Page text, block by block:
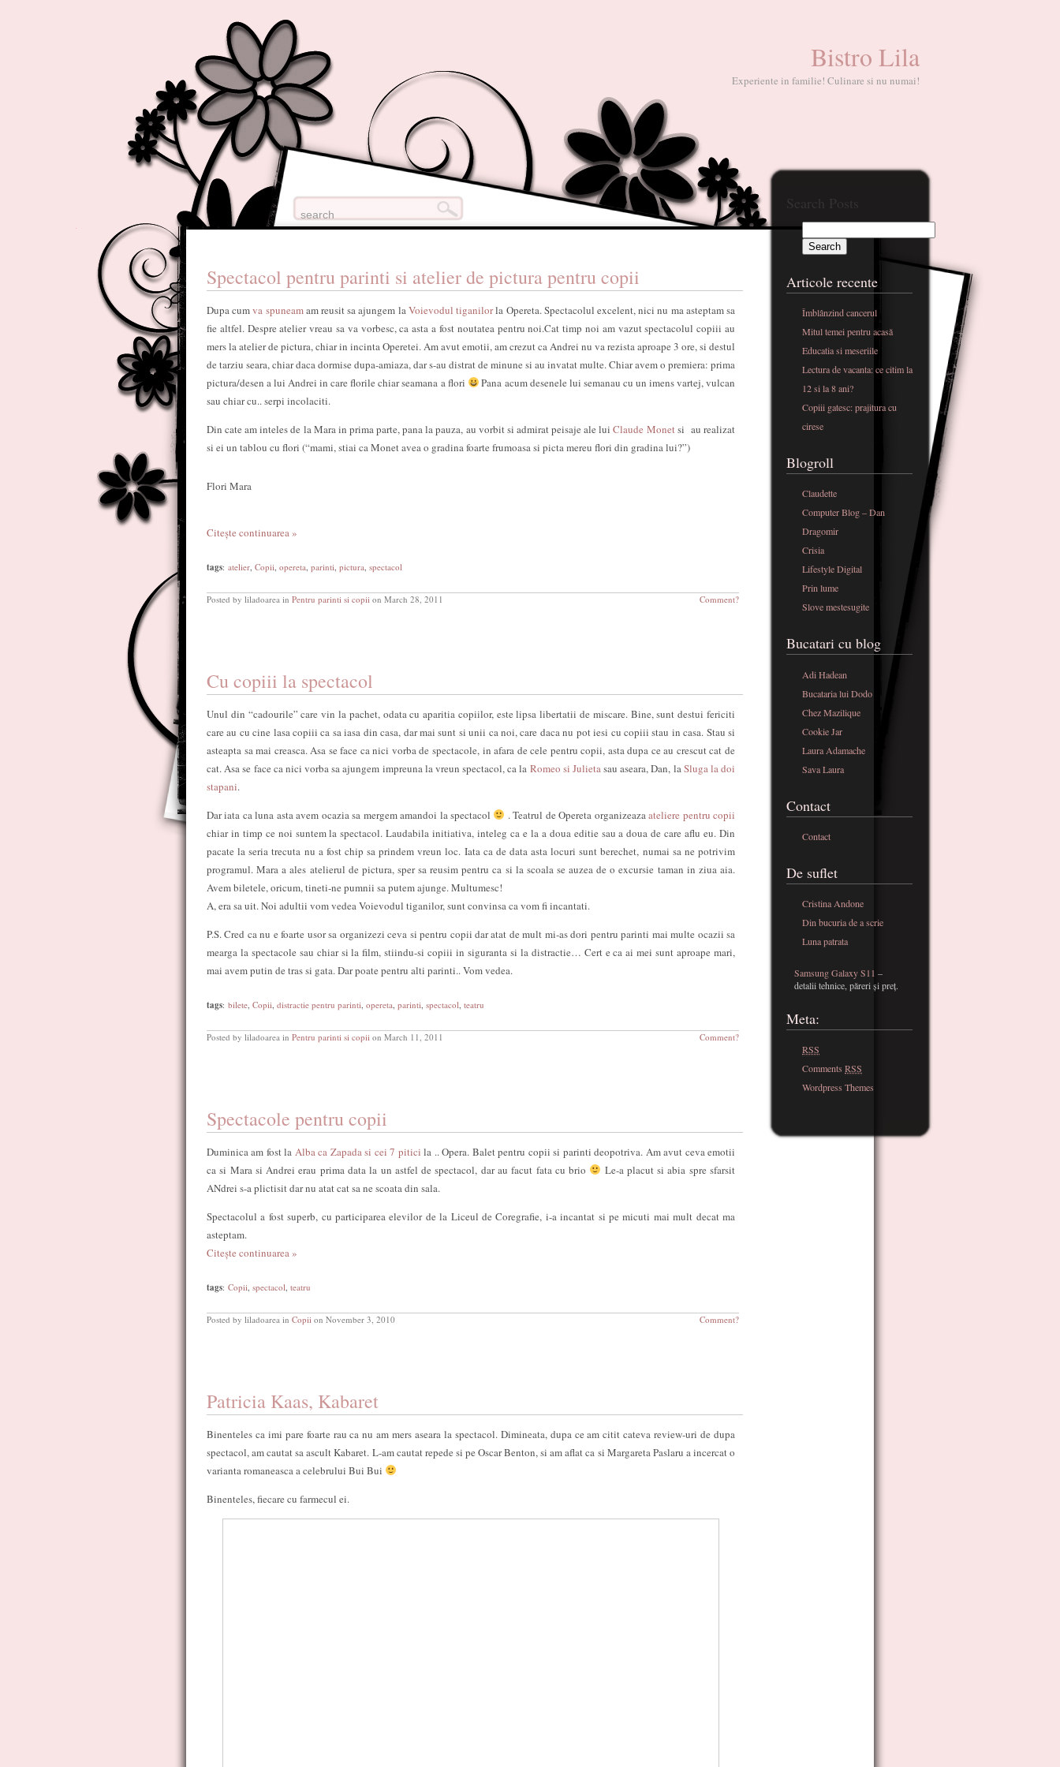
Bistro Lila
Experiente in familie! Culinare si nu numai!
Spectacol pentru parinti si atelier de pictura pentru copii
Dupa cumva spuneamam reusit sa ajungem laVoievodul tiganilorla Opereta. Spectacolul excelent, nici nu ma asteptam sa
fie altfel. Despre atelier vreau sa va vorbesc, ca asta a fost noutatea pentru noi.Cat timp noi am vazut spectacolul copiii au
mers la atelier de pictura, chiar in incinta Operetei. Am avut emotii, am crezut ca Andrei nu va rezista aproape 3 ore, si destul
de tarziu seara, chiar daca dormise dupa-amiaza, dar s-au distrat de minune si au invatat multe. Chiar avem o premiera: prima
pictura/desen a lui Andrei in care florile chiar seamana a flori
Pana acum desenele lui semanau cu un imens vartej, vulcan
sau chiar cu.. serpi incolaciti.
Din cate am inteles de la Mara in prima parte, pana la pauza, au vorbit si admirat peisaje ale luiClaude Monetsi au realizat
si ei un tablou cu flori (“mami, stiai ca Monet avea o gradina foarte frumoasa si picta mereu flori din gradina lui?”)
Flori Mara
Citește continuarea »
tags: atelier, Copii, opereta, parinti, pictura, spectacol
Posted by liladoarea in Pentru parinti si copii on March 28, 2011 Comment?
Cu copiii la spectacol
Unul din “cadourile” care vin la pachet, odata cu aparitia copiilor, este lipsa libertatii de miscare. Bine, sunt destui fericiti
care au cu cine lasa copiii ca sa iasa din casa, dar mai sunt si unii ca noi, care daca nu pot iesi cu copiii stau in casa. Stau si
asteapta sa mai creasca. Asa se face ca nici vorba de spectacole, in afara de cele pentru copii, asta dupa ce au crescut cat de
cat. Asa se face ca nici vorba sa ajungem impreuna la vreun spectacol, ca la Romeo si Julietasau aseara, Dan, laSluga la doi
stapani.
Dar iata ca luna asta avem ocazia sa mergem amandoi la spectacol
. Teatrul de Opereta organizeazaateliere pentru copii
chiar in timp ce noi suntem la spectacol. Laudabila initiativa, inteleg ca e la a doua editie sau a doua de care aflu eu. Din
pacate la seria trecuta nu a fost chip sa prindem vreun loc. Iata ca de data asta locuri sunt berechet, numai sa ne potrivim
programul. Mara a ales atelierul de pictura, sper sa reusim pentru ca si la scoala se auzea de o excursie taman in ziua aia.
Avem biletele, oricum, tineti-ne pumnii sa putem ajunge. Multumesc!
A, era sa uit. Noi adultii vom vedea Voievodul tiganilor, sunt convinsa ca vom fi incantati.
P.S. Cred ca nu e foarte usor sa organizezi ceva si pentru copii dar atat de mult mi-as dori pentru parinti mai multe ocazii sa
mearga la spectacole sau chiar si la film, stiindu-si copiii in siguranta si la distractie… Cert e ca ai mei sunt aproape mari,
mai avem putin de tras si gata. Dar poate pentru alti parinti.. Vom vedea.
tags: bilete, Copii, distractie pentru parinti, opereta, parinti, spectacol, teatru
Posted by liladoarea in Pentru parinti si copii on March 11, 2011 Comment?
Spectacole pentru copii
Duminica am fost la Alba ca Zapada si cei 7 piticila .. Opera. Balet pentru copii si parinti deopotriva. Am avut ceva emotii
ca si Mara si Andrei erau prima data la un astfel de spectacol, dar au facut fata cu brio
Le-a placut si abia spre sfarsit
ANdrei s-a plictisit dar nu atat cat sa ne scoata din sala.
Spectacolul a fost superb, cu participarea elevilor de la Liceul de Coregrafie, i-a incantat si pe micuti mai mult decat ma
asteptam.
Citește continuarea »
tags: Copii, spectacol, teatru
Posted by liladoarea in Copii on November 3, 2010 Comment?
Patricia Kaas, Kabaret
Binenteles ca imi pare foarte rau ca nu am mers aseara la spectacol. Dimineata, dupa ce am citit cateva review-uri de dupa
spectacol, am cautat sa ascult Kabaret. L-am cautat repede si pe Oscar Benton, si am aflat ca si Margareta Paslaru a incercat o
varianta romaneasca a celebrului Bui Bui
Binenteles, fiecare cu farmecul ei.
Search Posts
Articole recente
Îmblânzind cancerul
Mitul temei pentru acasă
Educatia si meseriile
Lectura de vacanta: ce citim la
12 si la 8 ani?
Copiii gatesc: prajitura cu
cirese
Blogroll
Claudette
Computer Blog – Dan
Dragomir
Crisia
Lifestyle Digital
Prin lume
Slove mestesugite
Bucatari cu blog
Adi Hadean
Bucataria lui Dodo
Chez Mazilique
Cookie Jar
Laura Adamache
Sava Laura
Contact
Contact
De suflet
Cristina Andone
Din bucuria de a scrie
Luna patrata
Samsung Galaxy S11 –
detalii tehnice, păreri și preț.
Meta:
RSS
Comments RSS
Wordpress Themes